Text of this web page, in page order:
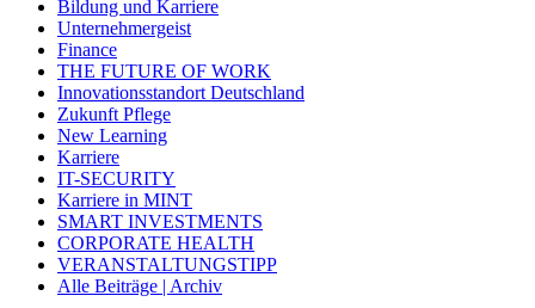
Bildung und Karriere
Unternehmergeist
Finance
THE FUTURE OF WORK
Innovationsstandort Deutschland
Zukunft Pflege
New Learning
Karriere
IT-SECURITY
Karriere in MINT
SMART INVESTMENTS
CORPORATE HEALTH
VERANSTALTUNGSTIPP
Alle Beiträge | Archiv